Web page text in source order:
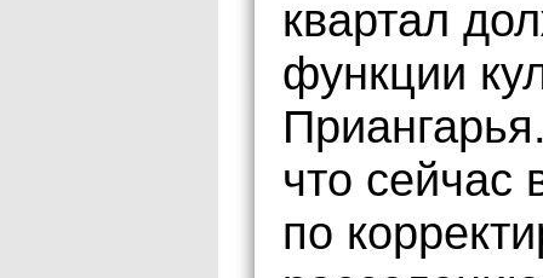
квартал
функции
что сейчас
по